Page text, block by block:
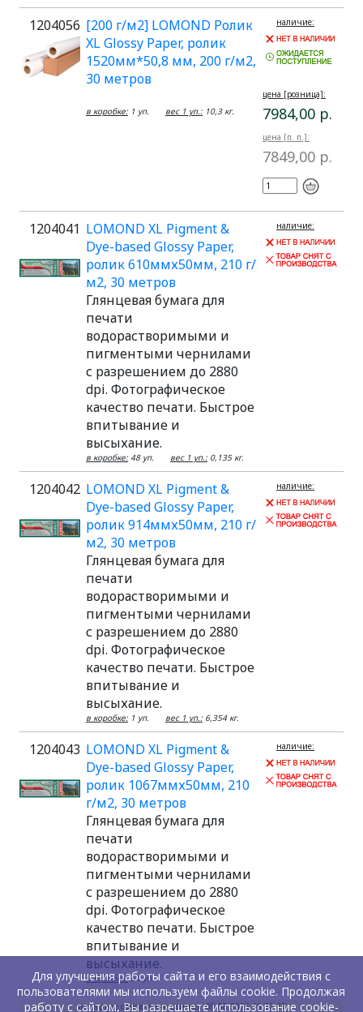
1204056 [200 г/м2] LOMOND Ролик
XL Glossy Paper, ролик
1520мм*50,8 мм, 200 г/м2,
30 метров
в коробке: 1 уп. вес 1 уп.: 10,3 кг.
наличие:
цена [розница]:
7984,00 р.
цена [п. п.]:
7849,00 р.
1204041 LOMOND XL Pigment &
Dye-based Glossy Paper,
ролик 610ммх50мм, 210 г/
м2, 30 метров
Глянцевая бумага для
печати
водорастворимыми и
пигментыми чернилами
с разрешением до 2880
dpi. Фотографическое
качество печати. Быстрое
впитывание и
высыхание.
в коробке: 48 уп. вес 1 уп.: 0,135 кг.
наличие:
1204042 LOMOND XL Pigment &
Dye-based Glossy Paper,
ролик 914ммх50мм, 210 г/
м2, 30 метров
Глянцевая бумага для
печати
водорастворимыми и
пигментыми чернилами
с разрешением до 2880
dpi. Фотографическое
качество печати. Быстрое
впитывание и
высыхание.
в коробке: 1 уп. вес 1 уп.: 6,354 кг.
наличие:
1204043 LOMOND XL Pigment &
Dye-based Glossy Paper,
ролик 1067ммх50мм, 210
г/м2, 30 метров
Глянцевая бумага для
печати
водорастворимыми и
пигментыми чернилами
с разрешением до 2880
dpi. Фотографическое
качество печати. Быстрое
впитывание и
высыхание.
в коробке:51 уп.
наличие:
последнее обновление данных: 08.08.2026 16:36:18
Для улучшения работы сайта и его взаимодействия с
пользователями мы используем файлы cookie. Продолжая
работу с сайтом, Вы разрешаете использование cookie-